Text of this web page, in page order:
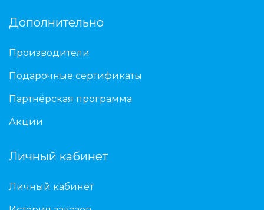
Дополнительно
Производители
Подарочные сертификаты
Партнёрская программа
Акции
Личный кабинет
Личный кабинет